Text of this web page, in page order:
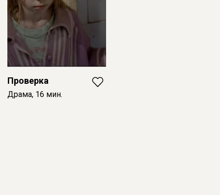
Проверка
Драма, 16 мин.